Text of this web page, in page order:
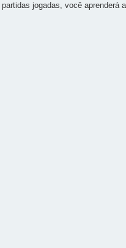
jogadas, você aprenderá